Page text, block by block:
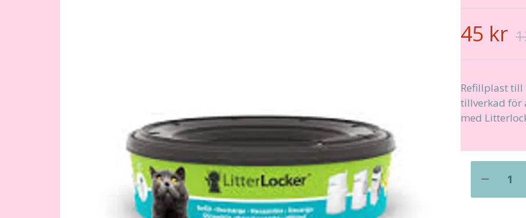
45 kr
Refillplast till
tillverkad för
med